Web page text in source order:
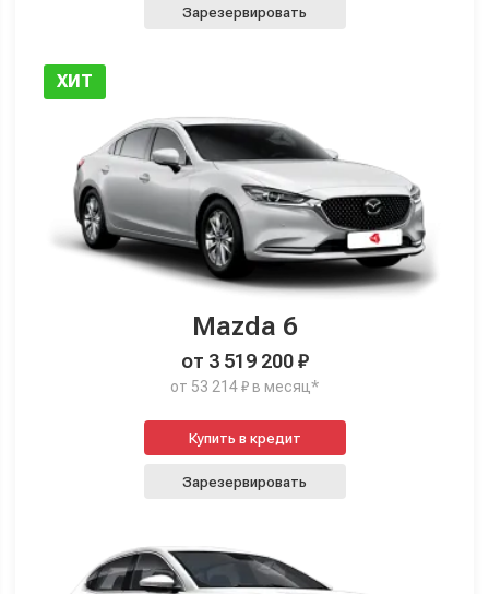
Зарезервировать
ХИТ
Mazda 6
от 3 519 200 ₽
от 53 214 ₽ в месяц*
Купить в кредит
Зарезервировать